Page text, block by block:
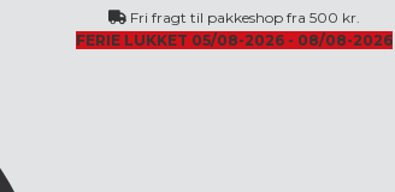
Fri fragt til pakkeshop fra 500 kr.
FERIE LUKKET 05/08-2026 - 08/08-2026